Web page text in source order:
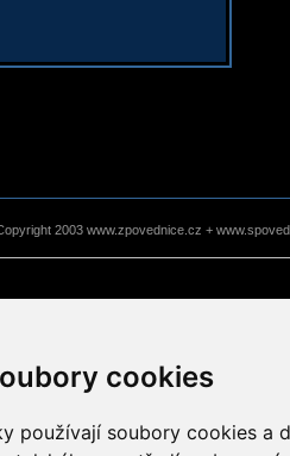
cookies
používají soubory cookies a
2003 www.zpovednice.cz +